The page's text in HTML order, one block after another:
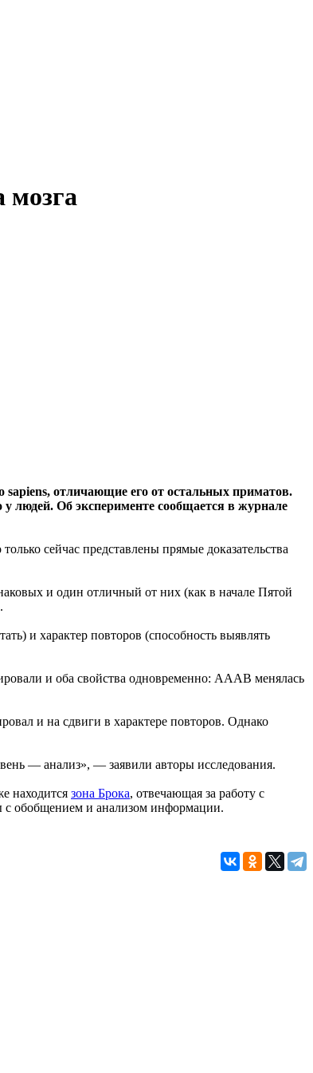
мозга
sapiens, отличающие его от остальных приматов.
людей. Об эксперименте сообщается в журнале
сейчас представлены прямые доказательства
и один отличный от них (как в начале Пятой
и характер повторов (способность выявлять
и оба свойства одновременно: AAAB менялась
и на сдвиги в характере повторов. Однако
— анализ», — заявили авторы исследования.
находится зона Брока, отвечающая за работу с
с обобщением и анализом информации.